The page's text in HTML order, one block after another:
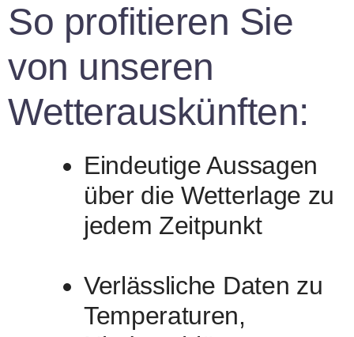
So profitieren Sie
von unseren
Wetterauskünften:
Eindeutige Aussagen
über die Wetterlage zu
jedem Zeitpunkt
Verlässliche Daten zu
Temperaturen,